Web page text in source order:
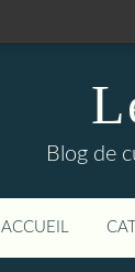
Blog de
ACCUEIL